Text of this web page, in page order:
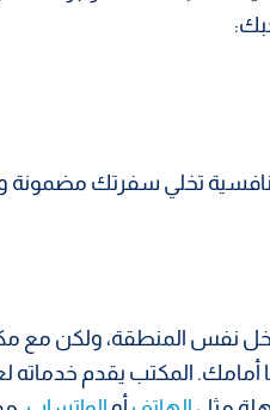
تخلي سفرتك مضمونة
نفس المنطقة، ولكن مع
أمامك. المكتب يقدم خدماته